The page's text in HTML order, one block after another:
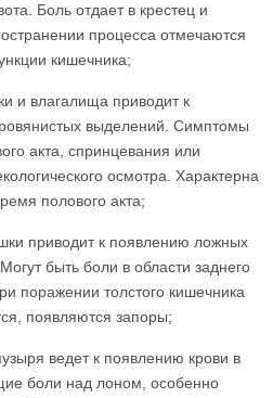
Боль отдает в крестец и
процесса отмечаются
кишечника;
и влагалища приводит к
выделений. Симптомы
акта, спринцевания или
осмотра. Характерна
полового акта;
приводит к появлению ложных
быть боли в области заднего
поражении толстого кишечника
появляются запоры;
ведет к появлению крови в
боли над лоном, особенно